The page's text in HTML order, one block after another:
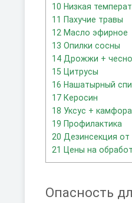
10 Низкая
11 Пахучие травы
12 Масло эфирное
13 Опилки сосны
14 Дрожжи +
15 Цитрусы
16 Нашатырный
17 Керосин
18 Уксус + камфора
19 Профилактика
20 Дезинсекция
21 Цены на
Опасность